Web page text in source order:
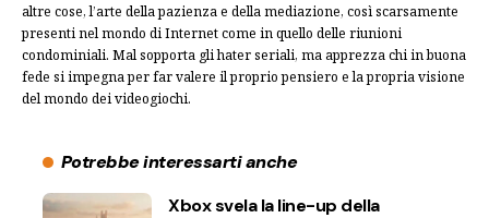
altre cose, l’arte della pazienza e della mediazione, così scarsamente
presenti nel mondo di Internet come in quello delle riunioni
condominiali. Mal sopporta gli hater seriali, ma apprezza chi in buona
fede si impegna per far valere il proprio pensiero e la propria visione
del mondo dei videogiochi.
Potrebbe interessarti anche
Xbox svela la line-up della